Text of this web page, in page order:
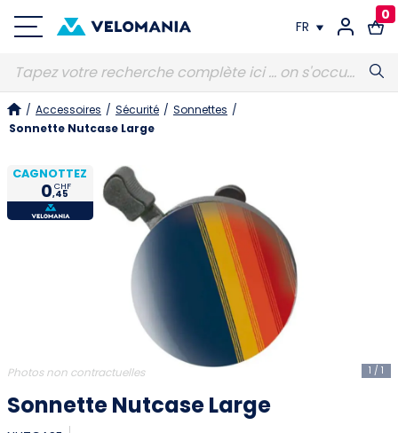
FR
FR
0
/ Accessoires / Sécurité / Sonnettes /
Sonnette Nutcase Large
CAGNOTTEZ
0,45
CHF
1 / 1
Photos non contractuelles
Sonnette Nutcase Large